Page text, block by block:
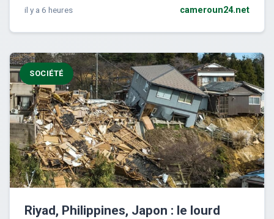
il y a 6 heures cameroun24.net
SOCIÉTÉ
Riyad, Philippines, Japon : le lourd